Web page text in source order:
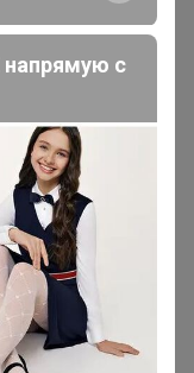
🥳
Мне не срочно,
он выбирает.
жизни от
напрямую с